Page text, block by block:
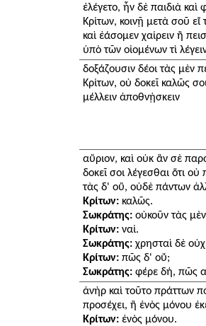
ἐλέγετο, ἦν δὲ παιδιὰ
Κρίτων, κοινῇ μετὰ σοῦ
καὶ ἐάσομεν χαίρειν ἢ
ὑπὸ τῶν οἰομένων τὶ
δοξάζουσιν δέοι τὰς μὲν
Κρίτων, οὐ δοκεῖ καλῶς
μέλλειν ἀποθνῄσκειν
αὔριον, καὶ οὐκ ἂν σὲ
δοκεῖ σοι λέγεσθαι ὅτι
τὰς δ' οὔ, οὐδὲ πάντων
Κρίτων:καλῶς.
Σωκράτης:οὐκοῦν τὰς
Κρίτων:ναί.
Σωκράτης:χρησταὶ δὲ
Κρίτων:πῶς δ' οὔ;
Σωκράτης:φέρε δή, πῶς
ἀνὴρ καὶ τοῦτο πράττων
προσέχει, ἢ ἑνὸς μόνου
Κρίτων:ἑνὸς μόνου.